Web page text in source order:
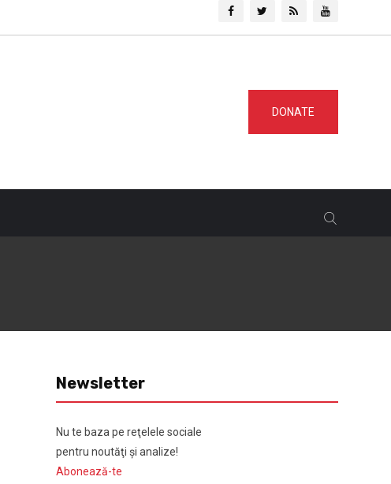
DONATE
Newsletter
Nu te baza pe reţelele sociale
pentru noutăţi şi analize!
Abonează-te